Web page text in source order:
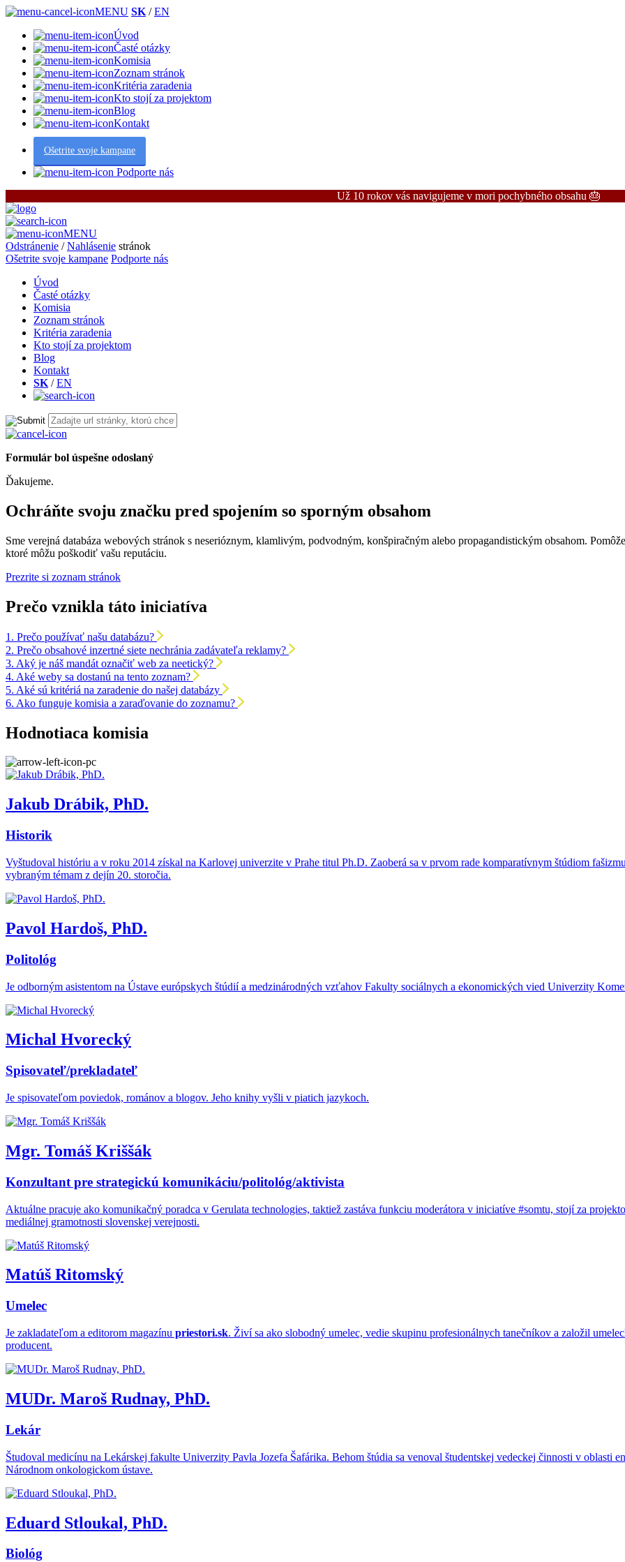
MENU SK /EN
Úvod
Časté otázky
Komisia
Zoznam stránok
Kritéria zaradenia
Kto stojí za projektom
Blog
Kontakt
Ošetrite svoje kampane
Podporte nás
Už 10 rokov vás navigujeme v mori pochybného obsahu 🎂
MENU
Odstránenie /Nahlásenie stránok
Ošetrite svoje kampane Podporte nás
Úvod
Časté otázky
Komisia
Zoznam stránok
Kritéria zaradenia
Kto stojí za projektom
Blog
Kontakt
SK /EN
Formulár bol úspešne odoslaný
Ďakujeme.
Ochráňte svoju značku pred spojením so sporným obsahom
Sme verejná databáza webových stránok s neserióznym, klamlivým, podvodným, konšpiračným alebo propagandistickým obsahom.
ktoré môžu poškodiť vašu reputáciu.
Prezrite si zoznam stránok
Prečo vznikla táto iniciatíva
1. Prečo používať našu databázu?
2. Prečo obsahové inzertné siete nechránia zadávateľa reklamy?
3. Aký je náš mandát označiť web za neetický?
4. Aké weby sa dostanú na tento zoznam?
5. Aké sú kritériá na zaradenie do našej databázy
6. Ako funguje komisia a zaraďovanie do zoznamu?
Hodnotiaca komisia
Jakub Drábik, PhD.
Historik
Vyštudoval históriu a v roku 2014 získal na Karlovej univerzite v Prahe titul Ph.D. Zaoberá sa v prvom rade komparatívnym štúdiom
vybraným témam z dejín 20. storočia.
Pavol Hardoš, PhD.
Politológ
Je odborným asistentom na Ústave európskych štúdií a medzinárodných vzťahov Fakulty sociálnych a ekonomických vied Univerzity
Michal Hvorecký
Spisovateľ/prekladateľ
Je spisovateľom poviedok, románov a blogov. Jeho knihy vyšli v piatich jazykoch.
Mgr. Tomáš Kriššák
Konzultant pre strategickú komunikáciu/politológ/aktivista
Aktuálne pracuje ako komunikačný poradca v Gerulata technologies, taktiež zastáva funkciu moderátora v iniciatíve #somtu, stojí za
mediálnej gramotnosti slovenskej verejnosti.
Matúš Ritomský
Umelec
Je zakladateľom a editorom magazínu priestori.sk. Živí sa ako slobodný umelec, vedie skupinu profesionálnych tanečníkov a založil
producent.
MUDr. Maroš Rudnay, PhD.
Lekár
Študoval medicínu na Lekárskej fakulte Univerzity Pavla Jozefa Šafárika. Behom štúdia sa venoval študentskej vedeckej činnosti v oblasti
Národnom onkologickom ústave.
Eduard Stloukal, PhD.
Biológ